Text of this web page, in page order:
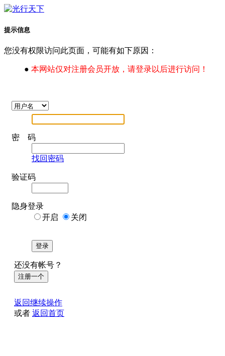
提示信息
您没有权限访问此页面，可能有如下原因：
● 本网站仅对注册会员开放，请登录以后进行访问！
密 码
找回密码
验证码
隐身登录
开启
关闭
登录
还没有帐号？
注册一个
返回继续操作
或者 返回首页